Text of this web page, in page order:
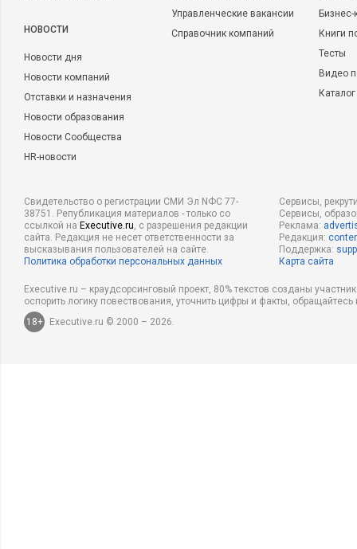
НОВОСТИ
Новости дня
Новости компаний
Отставки и назначения
Новости образования
Новости Сообщества
HR-новости
Управленческие вакансии
Справочник компаний
Книги
Тесты
Видео
Свидетельство о регистрации СМИ Эл NФС 77-
38751. Републикация материалов - только со
ссылкой на Executive.ru, с разрешения редакции
сайта. Редакция не несет ответственности за
высказывания пользователей на сайте.
Политика обработки персональных данных
Сервисы,
Сервисы,
Реклама:
Редакция:
Поддержка:
Карта сайта
Executive.ru – краудсорсинговый проект, 80% текстов созданы
оспорить логику повествования, уточнить цифры и факты,
18+
Executive.ru © 2000 – 2026.